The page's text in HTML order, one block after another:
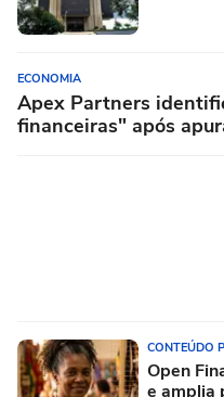
ECONOMIA
Apex Partners
financeiras" após
CONTEÚDO
Open
e amplia